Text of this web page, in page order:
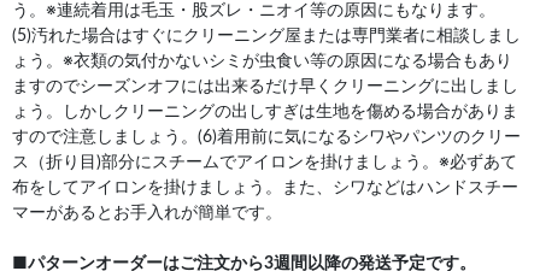
う。※連続着用は毛玉・股ズレ・ニオイ等の原因にもなります。
(5)汚れた場合はすぐにクリーニング屋または専門業者に相談しまし
ょう。※衣類の気付かないシミが虫食い等の原因になる場合もあり
ますのでシーズンオフには出来るだけ早くクリーニングに出しまし
ょう。しかしクリーニングの出しすぎは生地を傷める場合がありま
すので注意しましょう。(6)着用前に気になるシワやパンツのクリー
ス（折り目)部分にスチームでアイロンを掛けましょう。※必ずあて
布をしてアイロンを掛けましょう。また、シワなどはハンドスチー
マーがあるとお手入れが簡単です。
パターンオーダーはご注文から3週間以降の発送予定です。